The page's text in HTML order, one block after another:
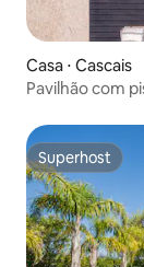
Casa ⋅ Cascais
Pavilhão com
Superhost
Superhost